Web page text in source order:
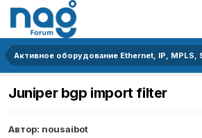
Juniper bgp import filter
Автор: nousaibot